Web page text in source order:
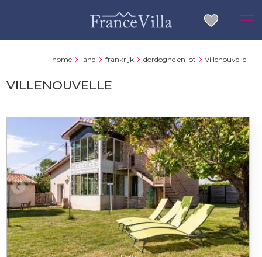
home land frankrijk dordogne en lot villenouvelle
VILLENOUVELLE